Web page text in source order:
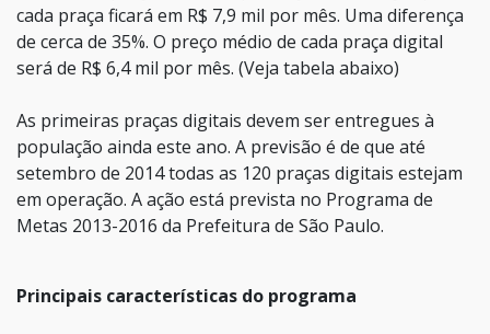
cada praça ficará em R$ 7,9 mil por mês. Uma diferença
de cerca de 35%. O preço médio de cada praça digital
será de R$ 6,4 mil por mês. (Veja tabela abaixo)
As primeiras praças digitais devem ser entregues à
população ainda este ano. A previsão é de que até
setembro de 2014 todas as 120 praças digitais estejam
em operação. A ação está prevista no Programa de
Metas 2013-2016 da Prefeitura de São Paulo.
Principais características do programa